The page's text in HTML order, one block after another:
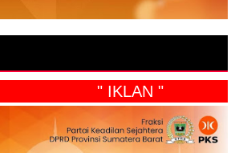
" IKLAN "